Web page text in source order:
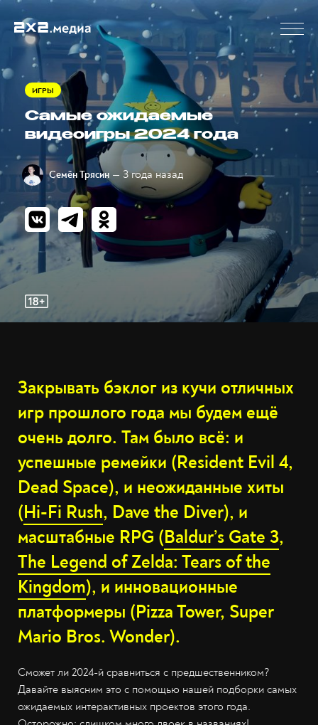
ИГРЫ
Самые ожидаемые
видеоигры 2024 года
Семён Трясин — 3 года назад
Закрывать бэклог из кучи отличных
игр прошлого года мы будем ещё
очень долго. Там было всё: и
успешные ремейки (Resident Evil 4,
Dead Space), и неожиданные хиты
(Hi-Fi Rush, Dave the Diver), и
масштабные RPG (Baldur’s Gate 3,
The Legend of Zelda: Tears of the
Kingdom), и инновационные
платформеры (Pizza Tower, Super
Mario Bros. Wonder).
Сможет ли 2024-й сравниться с предшественником?
Давайте выясним это с помощью нашей подборки самых
ожидаемых интерактивных проектов этого года.